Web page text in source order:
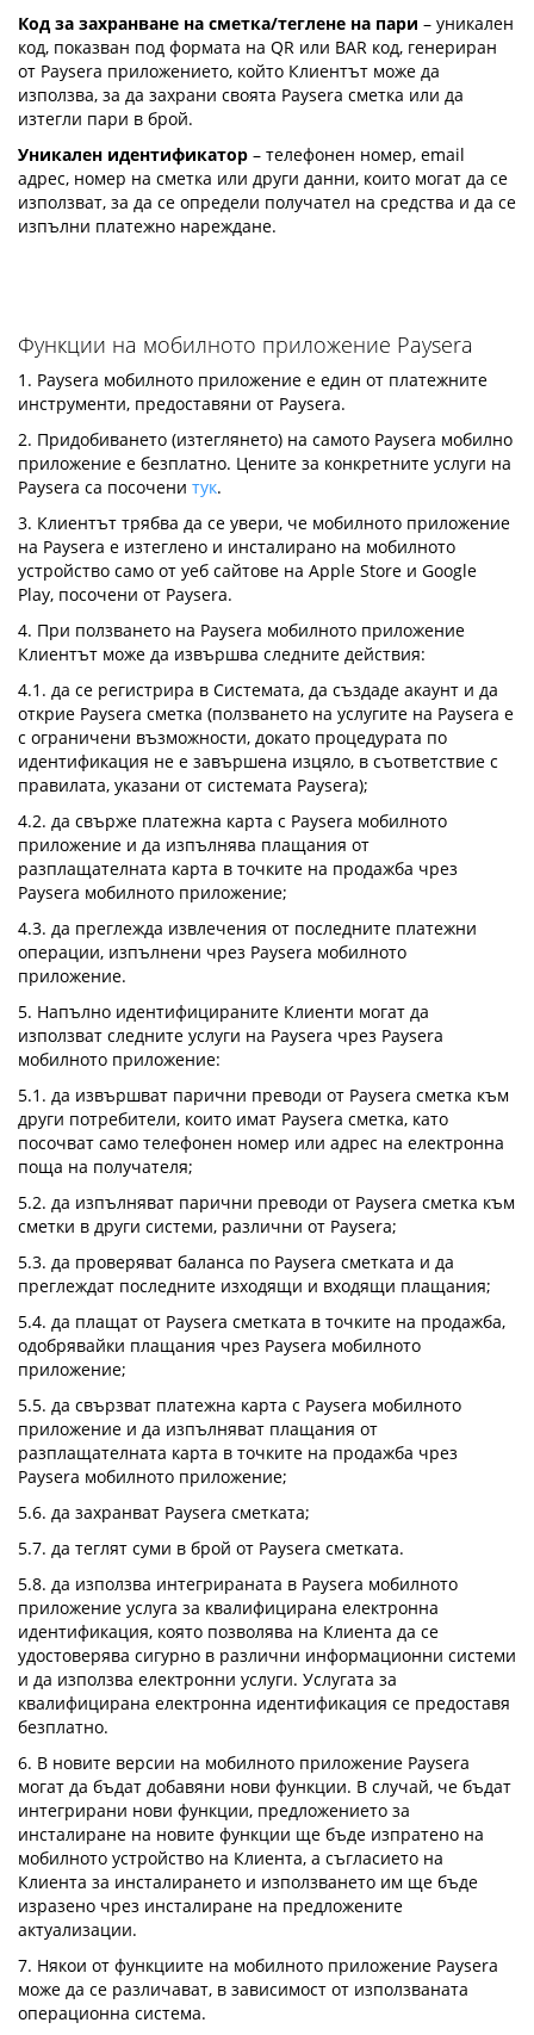
Код за захранване на сметка/теглене на пари – уникален
код, показван под формата на QR или BAR код, генериран
от Paysera приложението, който Клиентът може да
използва, за да захрани своята Paysera сметка или да
изтегли пари в брой.
Уникален идентификатор – телефонен номер, email
адрес, номер на сметка или други данни, които могат да се
използват, за да се определи получател на средства и да се
изпълни платежно нареждане.
Функции на мобилното приложение Paysera
1. Paysera мобилното приложение е един от платежните
инструменти, предоставяни от Paysera.
2. Придобиването (изтеглянето) на самото Paysera мобилно
приложение е безплатно. Цените за конкретните услуги на
Paysera са посочени тук.
3. Клиентът трябва да се увери, че мобилното приложение
на Paysera е изтеглено и инсталирано на мобилното
устройство само от уеб сайтове на Apple Store и Google
Play, посочени от Paysera.
4. При ползването на Paysera мобилното приложение
Клиентът може да извършва следните действия:
4.1. да се регистрира в Системата, да създаде акаунт и да
открие Paysera сметка (ползването на услугите на Paysera е
с ограничени възможности, докато процедурата по
идентификация не е завършена изцяло, в съответствие с
правилата, указани от системата Paysera);
4.2. да свърже платежна карта с Paysera мобилното
приложение и да изпълнява плащания от
разплащателната карта в точките на продажба чрез
Paysera мобилното приложение;
4.3. да преглежда извлечения от последните платежни
операции, изпълнени чрез Paysera мобилното
приложение.
5. Напълно идентифицираните Клиенти могат да
използват следните услуги на Paysera чрез Paysera
мобилното приложение:
5.1. да извършват парични преводи от Paysera сметка към
други потребители, които имат Paysera сметка, като
посочват само телефонен номер или адрес на електронна
поща на получателя;
5.2. да изпълняват парични преводи от Paysera сметка към
сметки в други системи, различни от Paysera;
5.3. да проверяват баланса по Paysera сметката и да
преглеждат последните изходящи и входящи плащания;
5.4. да плащат от Paysera сметката в точките на продажба,
одобрявайки плащания чрез Paysera мобилното
приложение;
5.5. да свързват платежна карта с Paysera мобилното
приложение и да изпълняват плащания от
разплащателната карта в точките на продажба чрез
Paysera мобилното приложение;
5.6. да захранват Paysera сметката;
5.7. да теглят суми в брой от Paysera сметката.
5.8. да използва интегрираната в Paysera мобилното
приложение услуга за квалифицирана електронна
идентификация, която позволява на Клиента да се
удостоверява сигурно в различни информационни системи
и да използва електронни услуги. Услугата за
квалифицирана електронна идентификация се предоставя
безплатно.
6. В новите версии на мобилното приложение Paysera
могат да бъдат добавяни нови функции. В случай, че бъдат
интегрирани нови функции, предложението за
инсталиране на новите функции ще бъде изпратено на
мобилното устройство на Клиента, а съгласието на
Клиента за инсталирането и използването им ще бъде
изразено чрез инсталиране на предложените
актуализации.
7. Някои от функциите на мобилното приложение Paysera
може да се различават, в зависимост от използваната
операционна система.